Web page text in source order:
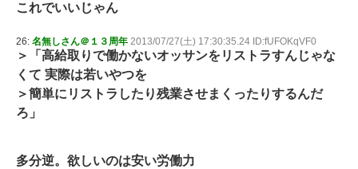
これでいいじゃん
26: 名無しさん＠１３周年 2013/07/27(土) 17:30:35.24 ID:fUFOKqVF0
＞「高給取りで働かないオッサンをリストラすんじゃな
くて 実際は若いやつを
＞簡単にリストラしたり残業させまくったりするんだ
ろ」
多分逆。欲しいのは安い労働力